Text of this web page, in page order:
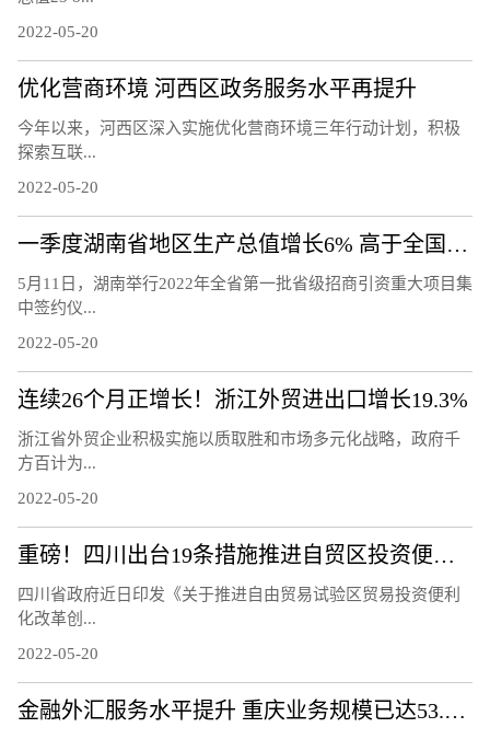
2022-05-20
优化营商环境 河西区政务服务水平再提升
今年以来，河西区深入实施优化营商环境三年行动计划，积极
探索互联...
2022-05-20
一季度湖南省地区生产总值增长6% 高于全国1.2个百分点
5月11日，湖南举行2022年全省第一批省级招商引资重大项目集
中签约仪...
2022-05-20
连续26个月正增长！浙江外贸进出口增长19.3%
浙江省外贸企业积极实施以质取胜和市场多元化战略，政府千
方百计为...
2022-05-20
重磅！四川出台19条措施推进自贸区投资便利化改革
四川省政府近日印发《关于推进自由贸易试验区贸易投资便利
化改革创...
2022-05-20
金融外汇服务水平提升 重庆业务规模已达53.6亿美元